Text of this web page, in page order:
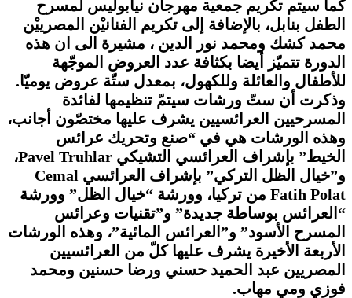
كما سيتم تكريم جمعية مهرجان نيابوليس لمسرح
الطفل بنابل، بالإضافة إلى تكريم الفنانيْن المصرييْن
محمد كشك ومحمد نور الدين ، مشيرة الى ان هذه
الدورة تتميّز أيضا بكثافة عدد العروض الموجّهة
للأطفال والعائلة وللكهول، بمعدل ستّة عروض يوميّا.
وذكرت أن ستّ ورشات سيتمّ تنظيمها لفائدة
المسرحيين العرائسيين يشرف عليها مختصّون أجانب،
وهذه الورشات هي في “صنع وتحريك عرائس
الخيط” بإشراف العرائسي التشيكي Pavel Truhlar،
و”خيال الظل التركي” بإشراف العرائسي Cemal
Fatih Polat من تركيا، وورشة “خيال الظل” وورشة
“العرائس بوساطة جديدة” و”تقنيات وعرائس
المسرح الأسود” و”العرائس المائية”، وهذه الورشات
الأربعة الأخيرة يشرف عليها كلّ من العرائسيين
المصريين عبد الحميد حسني ورضا حسنين ومحمد
فوزي ومي مهاب.